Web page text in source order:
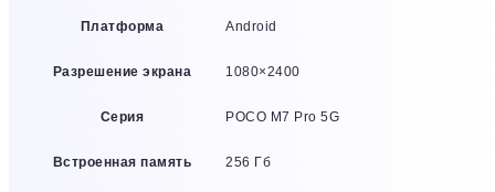
Платформа Android
Разрешение экрана 1080×2400
Серия POCO M7 Pro 5G
Встроенная память 256 Гб